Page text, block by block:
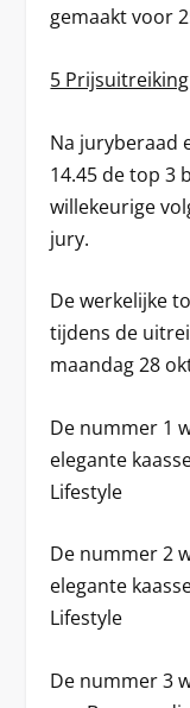
gemaakt voor
5 Prijsuitreiking
Na juryberaad
14.45 de top 3
willekeurige
jury.
De werkelijke
tijdens de
maandag 28
De nummer 1
elegante
Lifestyle
De nummer 2
elegante
Lifestyle
De nummer 3